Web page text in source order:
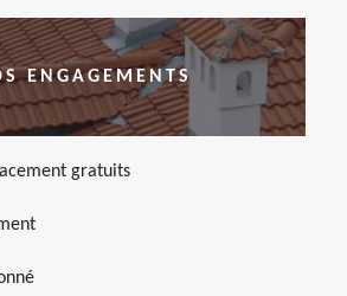
ENGAGEMENTS
gratuits